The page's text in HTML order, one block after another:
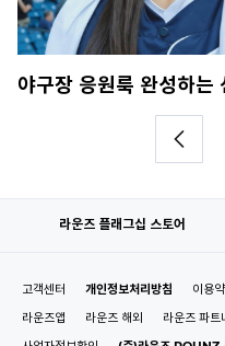
야구장 응원룩 완성하는
라운즈 플래그십 스토어
고객센터 개인정보처리방침
이용
라운즈앱
라운즈 해외 라운즈 파트